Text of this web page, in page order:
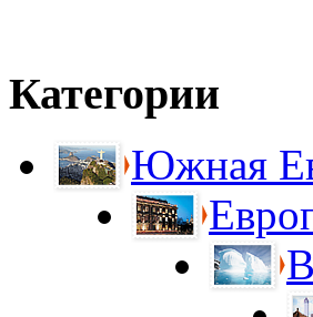
Категории
Южная